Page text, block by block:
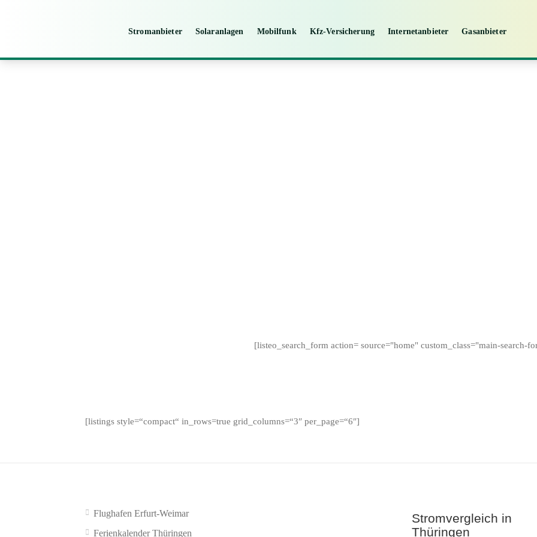
Stromanbieter Solaranlagen Mobilfunk Kfz-Versicherung Internetanbieter Gasanbieter
[listeo_search_form action= source="home" custom_class="main-search-
[listings style=“compact“ in_rows=true grid_columns=“3″ per_page=“6″]
Flughafen Erfurt-Weimar
Ferienkalender Thüringen
Stromvergleich in
Thüringen